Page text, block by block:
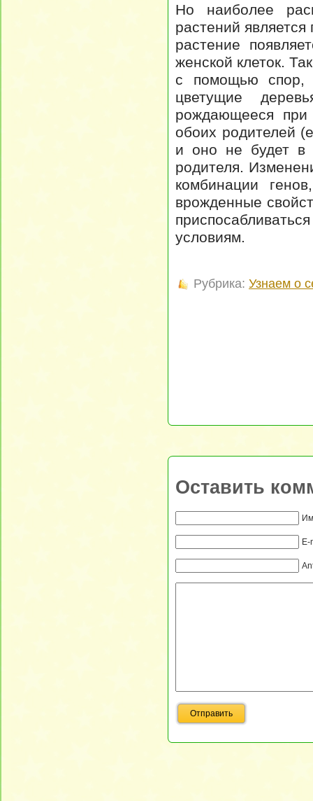
Но наиболее
растений
растение
женской клеток.
с помощью спор,
цветущие
рождающееся при
обоих родителей
и оно не будет в
родителя.
комбинации
врожденные
условиям.
Рубрика: Узнаем о
Оставить
E-